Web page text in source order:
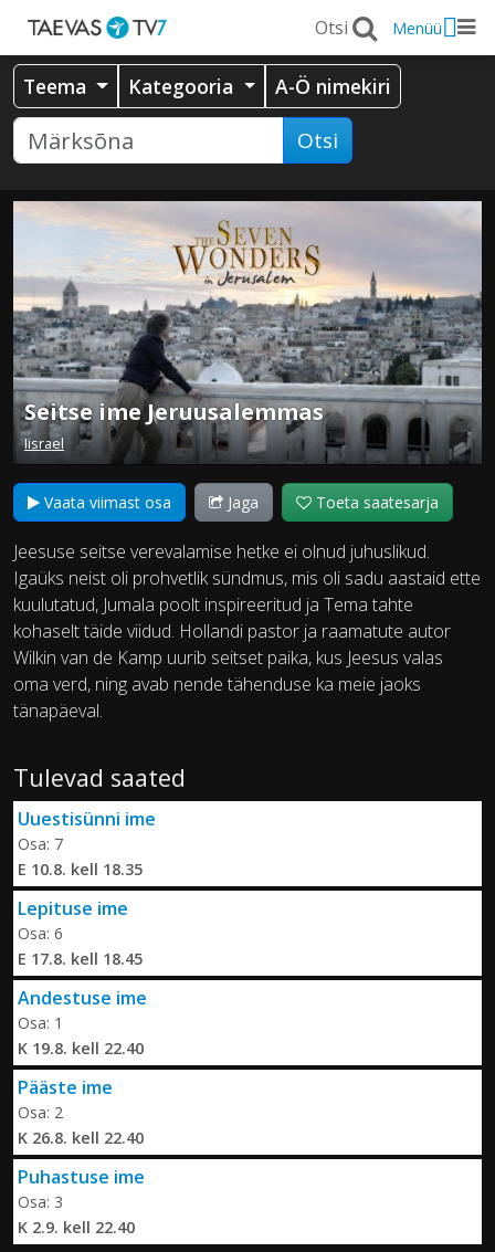
Menüü
Teema Kategooria A-Ö nimekiri
Otsi
Seitse ime Jeruusalemmas
Iisrael
Vaata viimast osa Jaga Toeta saatesarja
Jeesuse seitse verevalamise hetke ei olnud juhuslikud.
Igaüks neist oli prohvetlik sündmus, mis oli sadu aastaid ette
kuulutatud, Jumala poolt inspireeritud ja Tema tahte
kohaselt täide viidud. Hollandi pastor ja raamatute autor
Wilkin van de Kamp uurib seitset paika, kus Jeesus valas
oma verd, ning avab nende tähenduse ka meie jaoks
tänapäeval.
Tulevad saated
Uuestisünni ime
Osa: 7
E 10.8. kell 18.35
Lepituse ime
Osa: 6
E 17.8. kell 18.45
Andestuse ime
Osa: 1
K 19.8. kell 22.40
Pääste ime
Osa: 2
K 26.8. kell 22.40
Puhastuse ime
Osa: 3
K 2.9. kell 22.40